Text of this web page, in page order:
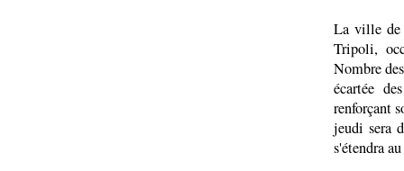
La ville de
Tripoli,
Nombre
écartée
renforçant
jeudi sera
s'étendra